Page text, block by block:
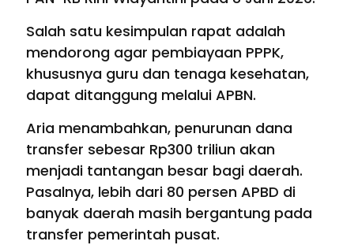
Salah satu kesimpulan rapat adalah
mendorong agar pembiayaan PPPK,
khususnya guru dan tenaga kesehatan,
dapat ditanggung melalui APBN.
Aria menambahkan, penurunan dana
transfer sebesar Rp300 triliun akan
menjadi tantangan besar bagi daerah.
Pasalnya, lebih dari 80 persen APBD di
banyak daerah masih bergantung pada
transfer pemerintah pusat.